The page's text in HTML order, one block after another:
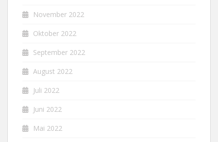
November 2022
Oktober 2022
September 2022
August 2022
Juli 2022
Juni 2022
Mai 2022